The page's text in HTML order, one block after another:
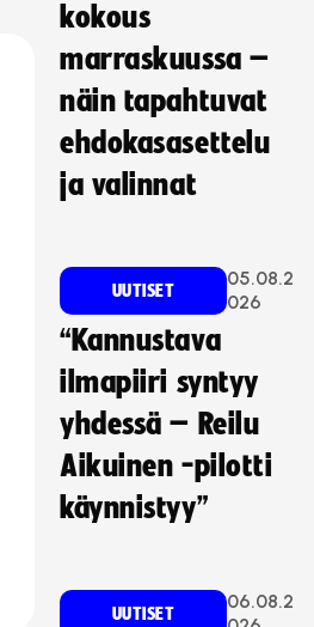
kokous
marraskuussa –
näin tapahtuvat
ehdokasasettelu
ja valinnat
UUTISET
05.08.2
026
“Kannustava
ilmapiiri syntyy
yhdessä – Reilu
Aikuinen -pilotti
käynnistyy”
UUTISET
06.08.2